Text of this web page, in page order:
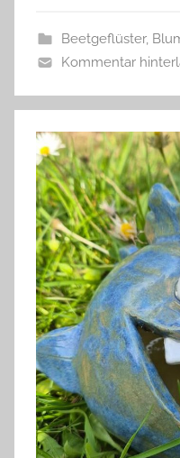
Beetgeflüster,
Kommentar